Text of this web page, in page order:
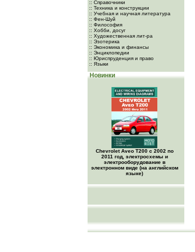
:: Справочники
:: Техника и конструкции
:: Учебная и научная литература
:: Фен-Шуй
:: Философия
:: Хобби, досуг
:: Художественная лит-ра
:: Эзотерика
:: Экономика и финансы
:: Энциклопедии
:: Юриспруденция и право
:: Языки
Новинки
Chevrolet Aveo Т200 с 2002 по
2011 год, электросхемы и
электрооборудование в
электронном виде (на английском
языке)